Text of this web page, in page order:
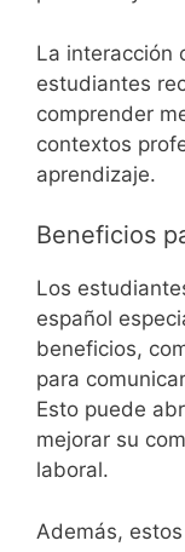
La interacción
estudiantes
comprender
contextos
aprendizaje.
Beneficios
Los
español
beneficios,
para
Esto puede
mejorar su
laboral.
Además,